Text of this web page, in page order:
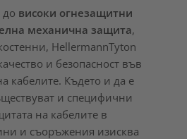
до високи огнезащитни
механична защита,
HellermannTyton
и безопасност във
кабелите. Където и да е
и специфични
на кабелите в
и съоръжения изисква